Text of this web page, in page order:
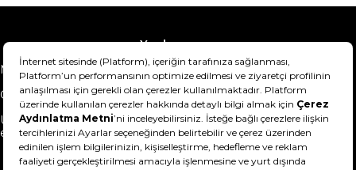
Yardım
Mesafeli Satış Sözleşmesi
Teslimat Bilgisi
Gizlilik Sözleşmesi
Şartlar & Koşullar
Ürünümü nasıl iade
edebilirim?
Hakkımızda